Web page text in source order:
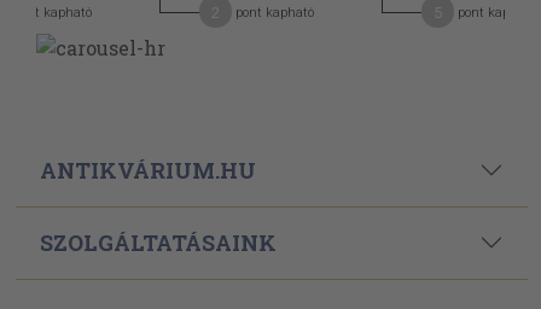
pont kapható pont kapható pont kapható
ANTIKVÁRIUM.HU
SZOLGÁLTATÁSAINK